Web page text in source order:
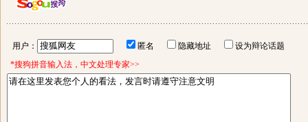
用户： 匿名 隐藏地址
设为辩论话题
*搜狗拼音输入法，中文处理专家>>